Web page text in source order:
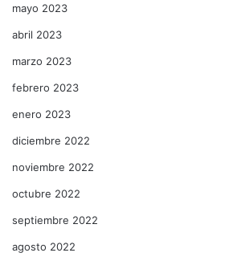
mayo 2023
abril 2023
marzo 2023
febrero 2023
enero 2023
diciembre 2022
noviembre 2022
octubre 2022
septiembre 2022
agosto 2022